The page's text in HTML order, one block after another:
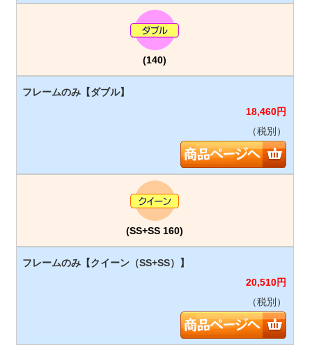
(140)
18,460円
（税別）
(SS+SS 160)
20,510円
（税別）